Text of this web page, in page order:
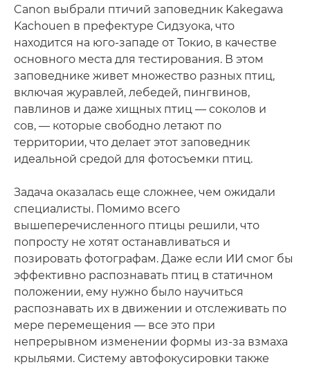
Canon выбрали птичий заповедник Kakegawa
Kachouen в префектуре Сидзуока, что
находится на юго-западе от Токио, в качестве
основного места для тестирования. В этом
заповеднике живет множество разных птиц,
включая журавлей, лебедей, пингвинов,
павлинов и даже хищных птиц — соколов и
сов, — которые свободно летают по
территории, что делает этот заповедник
идеальной средой для фотосъемки птиц.
Задача оказалась еще сложнее, чем ожидали
специалисты. Помимо всего
вышеперечисленного птицы решили, что
попросту не хотят останавливаться и
позировать фотографам. Даже если ИИ смог бы
эффективно распознавать птиц в статичном
положении, ему нужно было научиться
распознавать их в движении и отслеживать по
мере перемещения — все это при
непрерывном изменении формы из-за взмаха
крыльями. Систему автофокусировки также